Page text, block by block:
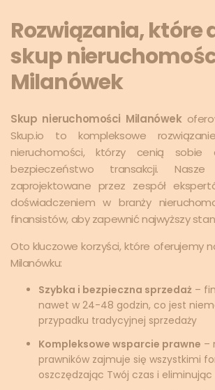
Rozwiązania, które
skup
Milanówek
Skup nieruchomości Milanówek
Skup.io to kompleksowe
nieruchomości, którzy cenią
bezpieczeństwo transakcji. Nasze
zaprojektowane przez zespół
doświadczeniem w branży
finansistów, aby zapewnić najwyższy
Oto kluczowe korzyści, które oferujemy
Milanówku:
Szybka i bezpieczna sprzedaż –
nawet w 24-48 godzin, co jest
przypadku tradycyjnej sprzedaży
Kompleksowe wsparcie prawne –
prawników zajmuje się wszystkimi
oszczędzając Twój czas i eliminując